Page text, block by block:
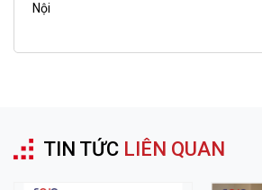
Nội
TIN TỨC LIÊN QUAN